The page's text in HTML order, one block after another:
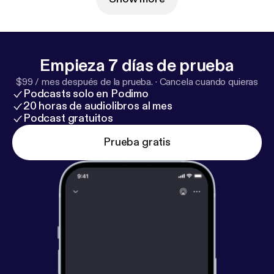
@saatanollavaarassakin TikTok:
@saatanollavaarassakin IG: @kavioliitonkatja IG:
@kimmovehvilainen
Empieza 7 días de prueba
$99 / mes después de la prueba. · Cancela cuando quieras
Podcasts solo en Podimo
20 horas de audiolibros al mes
Podcast gratuitos
Prueba gratis